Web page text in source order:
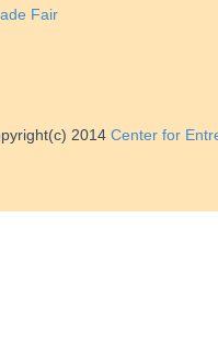
Fair
2014 Center for